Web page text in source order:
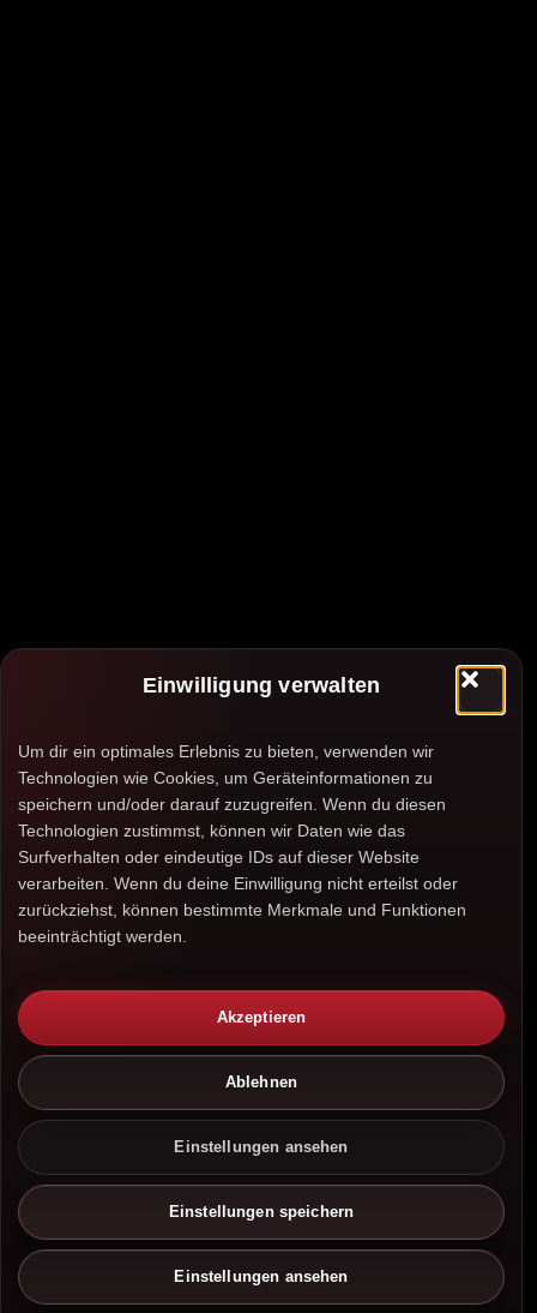
Einwilligung verwalten
Um dir ein optimales Erlebnis zu bieten, verwenden wir
Technologien wie Cookies, um Geräteinformationen zu
speichern und/oder darauf zuzugreifen. Wenn du diesen
Technologien zustimmst, können wir Daten wie das
Surfverhalten oder eindeutige IDs auf dieser Website
verarbeiten. Wenn du deine Einwilligung nicht erteilst oder
zurückziehst, können bestimmte Merkmale und Funktionen
beeinträchtigt werden.
Akzeptieren
Ablehnen
Einstellungen ansehen
Einstellungen speichern
Einstellungen ansehen